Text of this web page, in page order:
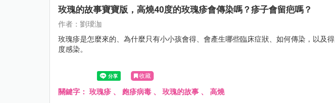
玫瑰的故事寶寶版，高燒40度的玫瑰疹會傳染嗎？疹子會留疤嗎？
作者：劉璦泇
玫瑰疹是怎麼來的、為什麼只有小小孩會得、會產生哪些臨床症狀、如何傳染，以及
度感染。
收藏
關鍵字： 玫瑰疹 、 皰疹病毒 、 玫瑰的故事 、 高燒